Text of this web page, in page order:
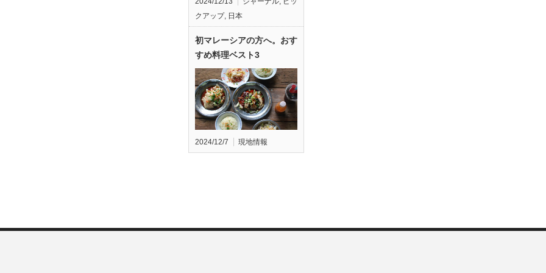
クアップ, 日本
初マレーシアの方へ。おす
すめ料理ベスト3
2024/12/7 現地情報